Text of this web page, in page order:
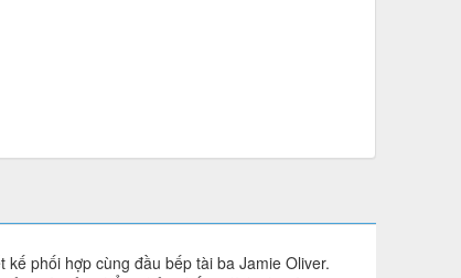
phối hợp cùng đầu bếp tài ba Jamie Oliver.